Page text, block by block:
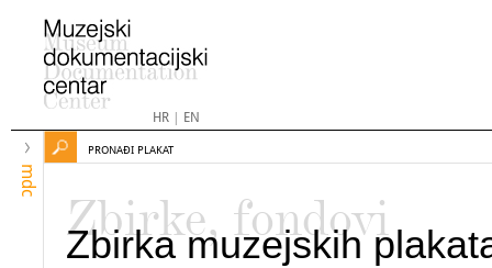
HR| EN
mdc
PRONAĐI PLAKAT
Zbirke, fondovi
Zbirka muzejskih